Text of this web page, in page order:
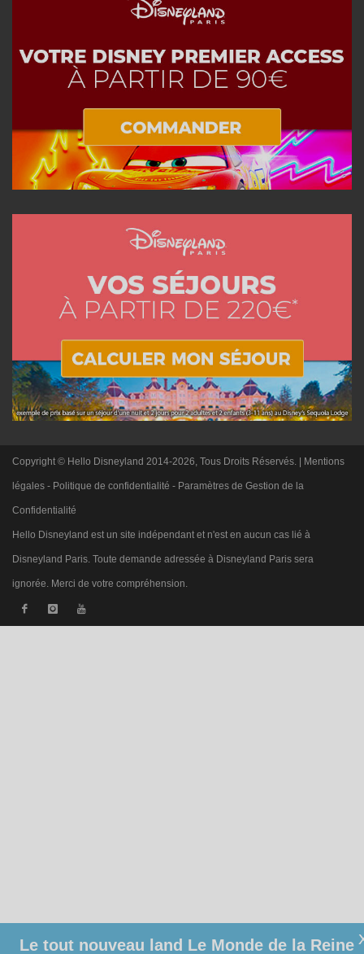
Copyright © Hello Disneyland 2014-2026, Tous Droits Réservés. | Mentions
légales - Politique de confidentialité - Paramètres de Gestion de la
Confidentialité
Hello Disneyland est un site indépendant et n'est en aucun cas lié à
Disneyland Paris. Toute demande adressée à Disneyland Paris sera
ignorée. Merci de votre compréhension.
Le tout nouveau land Le Monde de la Reine